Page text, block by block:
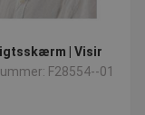
| Visir
F28554--01